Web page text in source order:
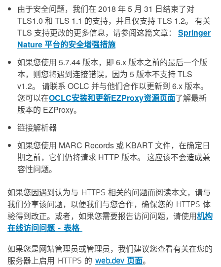
由于安全问题，我们在 2018 年 5 月 31 日结束了对
TLS1.0 和 TLS 1.1 的支持，并且仅支持 TLS 1.2。 有关
TLS 支持更改的更多信息，请参阅这篇文章： Springer
Nature 平台的安全增强措施
如果您使用 5.7.44 版本，即 6.x 版本之前的最后一个版
本，则您将遇到连接错误，因为 5 版本不支持 TLS
v1.2。 请联系 OCLC 并与他们合作以更新到 6.x 版本。
您可以在OCLC安装和更新EZProxy资源页面了解最新
版本的 EZProxy。
链接解析器
如果您使用 MARC Records 或 KBART 文件，在确定日
期之前，它们仍将请求 HTTP 版本。 这应该不会造成兼
容性问题。
如果您因遇到认为与 HTTPS 相关的问题而阅读本文，请与
我们分享该问题，以便我们与您合作，确保您的 HTTPS 体
验得到改正。或者，如果您需要报告访问问题，请使用机构
在线访问问题 - 表格
如果您是网站管理员或管理员，我们建议您查看有关在您的
服务器上启用 HTTPS 的 web.dev 页面。